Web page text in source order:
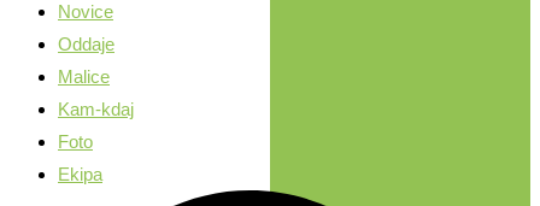
Novice
Oddaje
Malice
Kam-kdaj
Foto
Ekipa